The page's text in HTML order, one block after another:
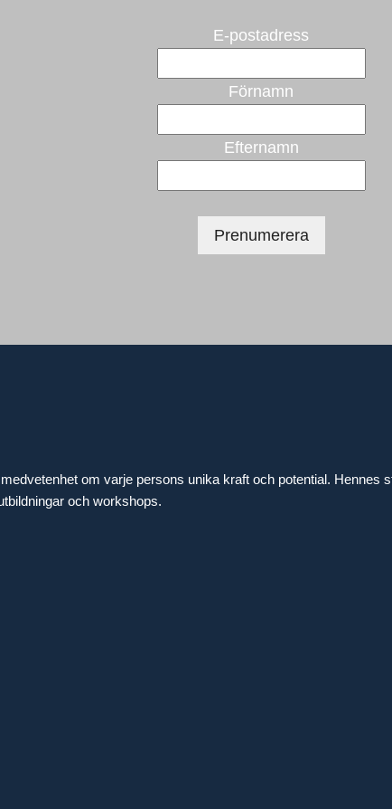
E-postadress
Förnamn
Efternamn
om varje persons unika kraft och potential.
och workshops.